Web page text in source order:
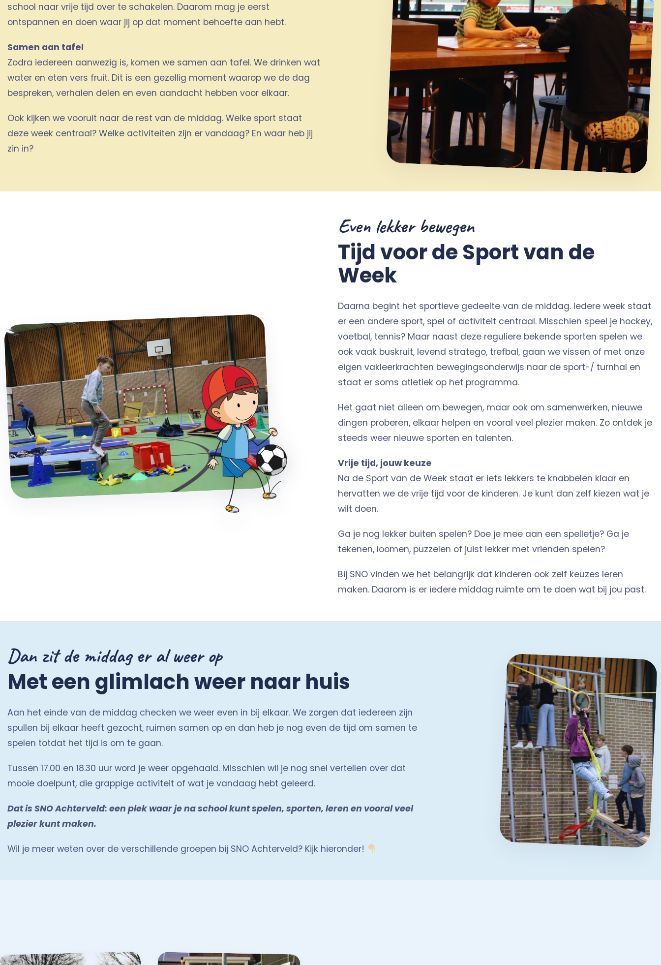
school naar vrije tijd over te schakelen. Daarom mag je eerst
ontspannen en doen waar jij op dat moment behoefte aan hebt.
Samen aan tafel
Zodra iedereen aanwezig is, komen we samen aan tafel. We drinken wat
water en eten vers fruit. Dit is een gezellig moment waarop we de dag
bespreken, verhalen delen en even aandacht hebben voor elkaar.
Ook kijken we vooruit naar de rest van de middag. Welke sport staat
deze week centraal? Welke activiteiten zijn er vandaag? En waar heb jij
zin in?
Even lekker bewegen
Tijd voor de Sport van de
Week
Daarna begint het sportieve gedeelte van de middag. Iedere week staat
er een andere sport, spel of activiteit centraal. Misschien speel je hockey,
voetbal, tennis? Maar naast deze reguliere bekende sporten spelen we
ook vaak buskruit, levend stratego, trefbal, gaan we vissen of met onze
eigen vakleerkrachten bewegingsonderwijs naar de sport-/ turnhal en
staat er soms atletiek op het programma.
Het gaat niet alleen om bewegen, maar ook om samenwerken, nieuwe
dingen proberen, elkaar helpen en vooral veel plezier maken. Zo ontdek je
steeds weer nieuwe sporten en talenten.
Vrije tijd, jouw keuze
Na de Sport van de Week staat er iets lekkers te knabbelen klaar en
hervatten we de vrije tijd voor de kinderen. Je kunt dan zelf kiezen wat je
wilt doen.
Ga je nog lekker buiten spelen? Doe je mee aan een spelletje? Ga je
tekenen, loomen, puzzelen of juist lekker met vrienden spelen?
Bij SNO vinden we het belangrijk dat kinderen ook zelf keuzes leren
maken. Daarom is er iedere middag ruimte om te doen wat bij jou past.
Dan zit de middag er al weer op
Met een glimlach weer naar huis
Aan het einde van de middag checken we weer even in bij elkaar. We zorgen dat iedereen zijn
spullen bij elkaar heeft gezocht, ruimen samen op en dan heb je nog even de tijd om samen te
spelen totdat het tijd is om te gaan.
Tussen 17.00 en 18.30 uur word je weer opgehaald. Misschien wil je nog snel vertellen over dat
mooie doelpunt, die grappige activiteit of wat je vandaag hebt geleerd.
Dat is SNO Achterveld: een plek waar je na school kunt spelen, sporten, leren en vooral veel
plezier kunt maken.
Wil je meer weten over de verschillende groepen bij SNO Achterveld? Kijk hieronder!